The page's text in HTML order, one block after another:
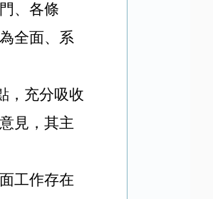
、各條
全面、系
，充分吸收
見，其主
工作存在